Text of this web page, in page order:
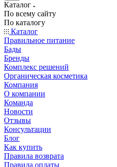
Каталог
По всему сайту
По каталогу
Каталог
Правильное питание
Бады
Бренды
Комплекс решений
Органическая косметика
Компания
О компании
Команда
Новости
Отзывы
Консультации
Блог
Как купить
Правила возврата
Правила оплаты